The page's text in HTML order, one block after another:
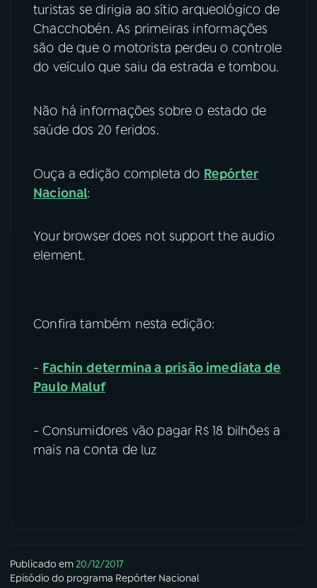
TikTok
turistas se dirigia ao sítio arqueológico de
Chacchobén. As primeiras informações
são de que o motorista perdeu o controle
do veículo que saiu da estrada e tombou.
Não há informações sobre o estado de
saúde dos 20 feridos.
Ouça a edição completa do Repórter
Nacional:
Your browser does not support the audio
element.
Confira também nesta edição:
- Fachin determina a prisão imediata de
Paulo Maluf
- Consumidores vão pagar R$ 18 bilhões a
mais na conta de luz
Publicado em20/12/2017
Episódio do programa Repórter Nacional